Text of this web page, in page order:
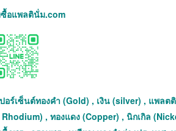
อแพลตินั่ม.com
อร์เซ็นต์ทองคำ (Gold) , เงิน (silver) , แพลต
, ทองแดง (Copper) , นิกเกิล